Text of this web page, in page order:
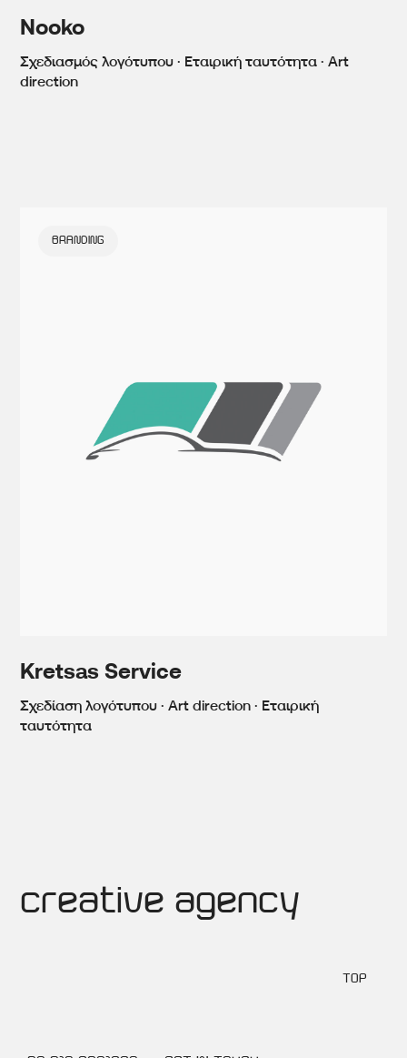
Nooko
Σχεδιασμός λογότυπου · Εταιρική ταυτότητα · Art
direction
Kretsas Service
Σχεδίαση λογότυπου · Art direction · Εταιρική
ταυτότητα
BRANDING
creative agency
TOP